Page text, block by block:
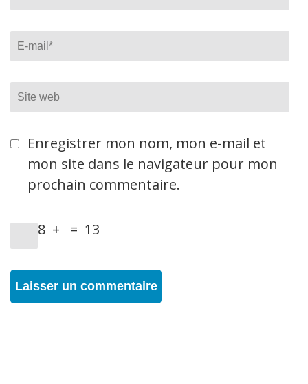
Email*
Site
web
Enregistrer mon nom, mon e-mail et
mon site dans le navigateur pour mon
prochain commentaire.
8 + = 13